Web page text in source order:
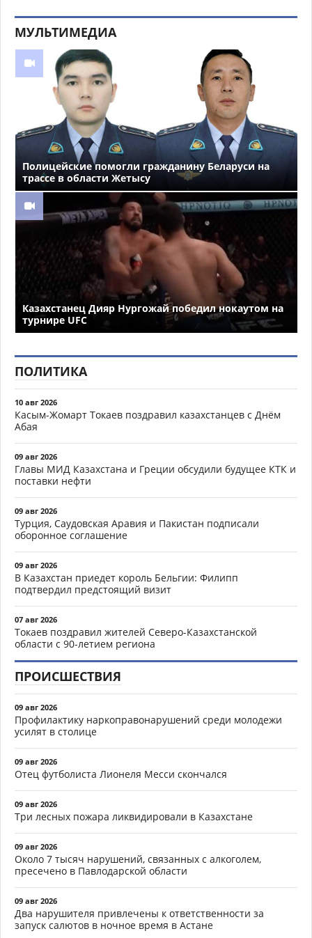
МУЛЬТИМЕДИА
Полицейские помогли гражданину Беларуси на
трассе в области Жетысу
Казахстанец Дияр Нургожай победил нокаутом на
турнире UFC
ПОЛИТИКА
10 авг 2026
Касым-Жомарт Токаев поздравил казахстанцев с Днём
Абая
09 авг 2026
Главы МИД Казахстана и Греции обсудили будущее КТК и
поставки нефти
09 авг 2026
Турция, Саудовская Аравия и Пакистан подписали
оборонное соглашение
09 авг 2026
В Казахстан приедет король Бельгии: Филипп
подтвердил предстоящий визит
07 авг 2026
Токаев поздравил жителей Северо-Казахстанской
области с 90-летием региона
ПРОИСШЕСТВИЯ
09 авг 2026
Профилактику наркоправонарушений среди молодежи
усилят в столице
09 авг 2026
Отец футболиста Лионеля Месси скончался
09 авг 2026
Три лесных пожара ликвидировали в Казахстане
09 авг 2026
Около 7 тысяч нарушений, связанных с алкоголем,
пресечено в Павлодарской области
09 авг 2026
Два нарушителя привлечены к ответственности за
запуск салютов в ночное время в Астане